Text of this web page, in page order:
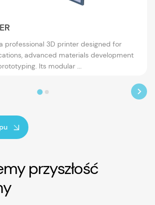
professional 3D printer designed for
advanced materials development
Its modular ...
przyszłość